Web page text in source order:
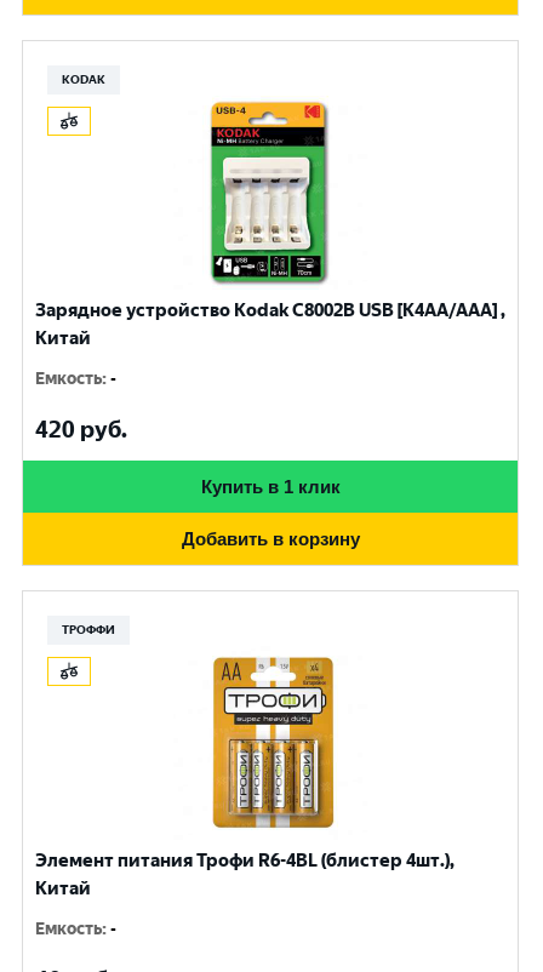
KODAK
Зарядное устройство Kodak С8002B USB [K4AA/AAA] ,
Китай
Емкость:-
420 руб.
Купить в 1 клик
Добавить в корзину
ТРОФФИ
Элемент питания Трофи R6-4BL (блистер 4шт.),
Китай
Емкость:-